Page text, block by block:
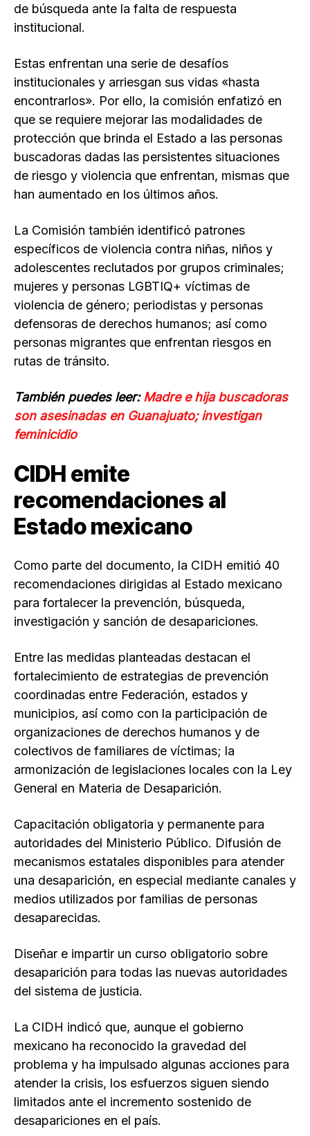
de búsqueda ante la falta de respuesta
institucional.
Estas enfrentan una serie de desafíos
institucionales y arriesgan sus vidas «hasta
encontrarlos». Por ello, la comisión enfatizó en
que se requiere mejorar las modalidades de
protección que brinda el Estado a las personas
buscadoras dadas las persistentes situaciones
de riesgo y violencia que enfrentan, mismas que
han aumentado en los últimos años.
La Comisión también identificó patrones
específicos de violencia contra niñas, niños y
adolescentes reclutados por grupos criminales;
mujeres y personas LGBTIQ+ víctimas de
violencia de género; periodistas y personas
defensoras de derechos humanos; así como
personas migrantes que enfrentan riesgos en
rutas de tránsito.
También puedes leer:Madre e hija buscadoras
son asesinadas en Guanajuato; investigan
feminicidio
CIDH emite
recomendaciones al
Estado mexicano
Como parte del documento, la CIDH emitió 40
recomendaciones dirigidas al Estado mexicano
para fortalecer la prevención, búsqueda,
investigación y sanción de desapariciones.
Entre las medidas planteadas destacan el
fortalecimiento de estrategias de prevención
coordinadas entre Federación, estados y
municipios, así como con la participación de
organizaciones de derechos humanos y de
colectivos de familiares de víctimas; la
armonización de legislaciones locales con la Ley
General en Materia de Desaparición.
Capacitación obligatoria y permanente para
autoridades del Ministerio Público. Difusión de
mecanismos estatales disponibles para atender
una desaparición, en especial mediante canales y
medios utilizados por familias de personas
desaparecidas.
Diseñar e impartir un curso obligatorio sobre
desaparición para todas las nuevas autoridades
del sistema de justicia.
La CIDH indicó que, aunque el gobierno
mexicano ha reconocido la gravedad del
problema y ha impulsado algunas acciones para
atender la crisis, los esfuerzos siguen siendo
limitados ante el incremento sostenido de
desapariciones en el país.